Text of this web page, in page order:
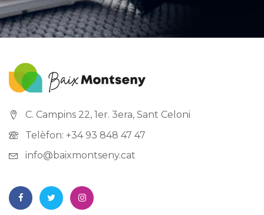
C. Campins 22, 1er. 3era, Sant Celoni
Telèfon: +34 93 848 47 47
info@baixmontseny.cat